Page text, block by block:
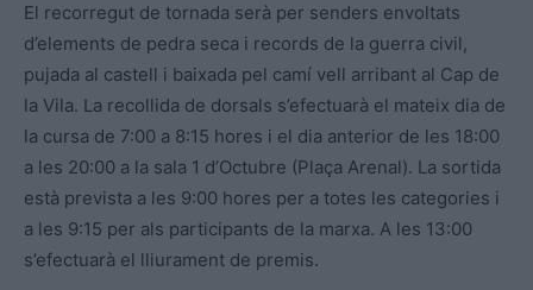
El recorregut de tornada serà per senders envoltats
d’elements de pedra seca i records de la guerra civil,
pujada al castell i baixada pel camí vell arribant al Cap de
la Vila. La recollida de dorsals s’efectuarà el mateix dia de
la cursa de 7:00 a 8:15 hores i el dia anterior de les 18:00
a les 20:00 a la sala 1 d’Octubre (Plaça Arenal). La sortida
està prevista a les 9:00 hores per a totes les categories i
a les 9:15 per als participants de la marxa. A les 13:00
s’efectuarà el lliurament de premis.